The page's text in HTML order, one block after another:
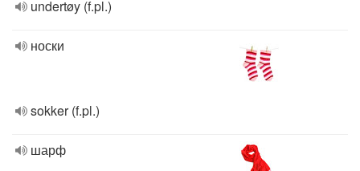
undertøy (f.pl.)
носки
sokker (f.pl.)
шарф